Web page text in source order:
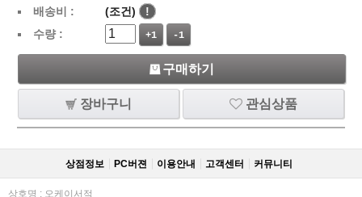
배송비 :
(조건)
!
수량 :
+1 -1
구매하기
장바구니 관심상품
상점정보 PC버젼 이용안내 고객센터 커뮤니티
상호명 : 오케이서적